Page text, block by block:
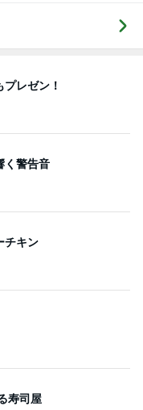
レゼン！
く警告音
チキン
寿司屋